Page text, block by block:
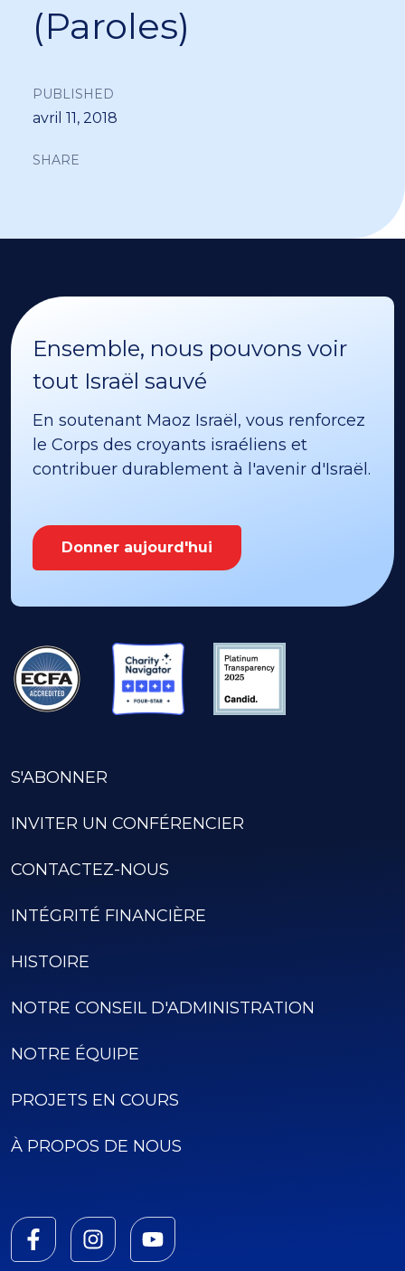
(Paroles)
PUBLISHED
avril 11, 2018
SHARE
Ensemble, nous pouvons voir
tout Israël sauvé
En soutenant Maoz Israël, vous renforcez
le Corps des croyants israéliens et
contribuer durablement à l'avenir d'Israël.
Donner aujourd'hui
S'ABONNER
INVITER UN CONFÉRENCIER
CONTACTEZ-NOUS
INTÉGRITÉ FINANCIÈRE
HISTOIRE
NOTRE CONSEIL D'ADMINISTRATION
NOTRE ÉQUIPE
PROJETS EN COURS
À PROPOS DE NOUS